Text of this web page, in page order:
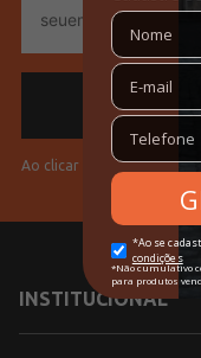
mail
Ao clicar em "Cadastrar"
INSTITUCIONAL